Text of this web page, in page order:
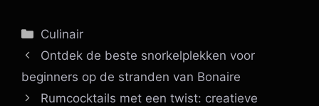
Categorieën
Culinair
Ontdek de beste snorkelplekken voor
beginners op de stranden van Bonaire
Rumcocktails met een twist: creatieve